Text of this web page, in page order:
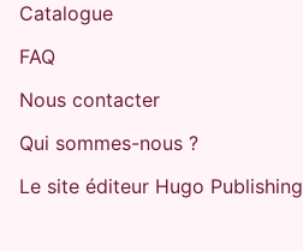
Catalogue
FAQ
Nous contacter
Qui sommes-nous ?
Le site éditeur Hugo Publishing